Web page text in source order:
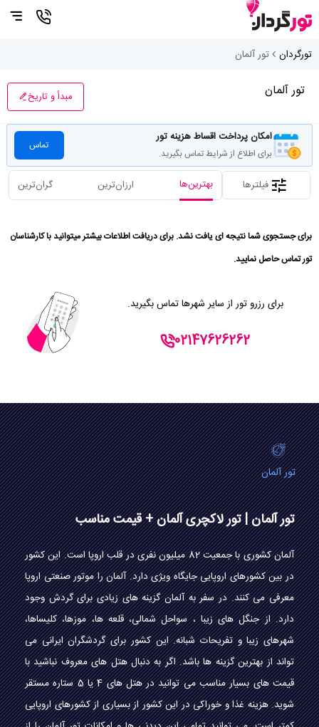
تورگردان تور آلمان
تور آلمان مبدأ و تاریخ
امکان پرداخت اقساط هزینه تور
برای اطلاع از شرایط تماس بگیرید.
تماس
فیلترها بهترین‌ها ارزان‌ترین گران‌ترین
برای جستجوی شما نتیجه ای یافت نشد. برای دریافت اطلاعات بیشتر میتوانید با کارشناسان
تور تماس حاصل نمایید.
برای رزرو تور از سایر شهرها تماس بگیرید.
02147626262
تور آلمان
تور آلمان | تور لاکچری آلمان + قیمت مناسب
آلمان کشوری با جمعیت 82 میلیون نفری در قلب اروپا است. این کشور
در بین کشورهای اروپایی جایگاه ویژی دارد. آلمان را موتور صنعتی اروپا
معرفی می کنند. در سفر به آلمان گزینه های زیادی برای گردش وجود
دارد. از جنگل های زیبا ، سواحل شمالی، قلعه ها، موزها، کلیساها،
شهرهای زیبا و تفریحات شبانه. این کشور برای گردشگران ایرانی می
تواند از بهترین گزینه ها باشد. اگر به دنبال هتل های معروف نباشید با
قیمت های بسیار مناسب می توانید در هتل های 4 یا 5 ستاره مستقر
شوید. هزینه غذا و خوراکی در این کشور از بسیاری از کشورهای اروپایی